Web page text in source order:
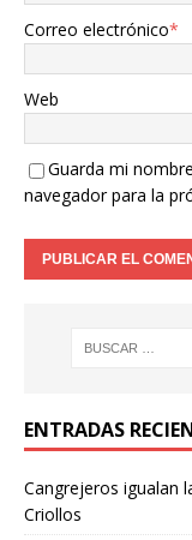
Correo electrónico*
Web
Guarda mi
navegador para la
ENTRADAS
Cangrejeros igualan
Criollos